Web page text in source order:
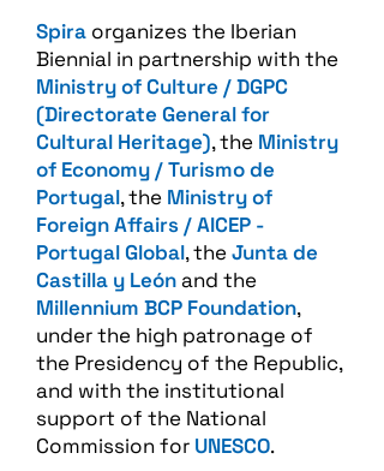
Spira organizes the Iberian
Biennial in partnership with the
Ministry of Culture / DGPC
(Directorate General for
Cultural Heritage), the Ministry
of Economy / Turismo de
Portugal, the Ministry of
Foreign Affairs / AICEP -
Portugal Global, theJunta de
Castilla y Leónand the
Millennium BCP Foundation,
under the high patronage of
the Presidency of the Republic,
and with the institutional
support of the National
Commission for UNESCO.